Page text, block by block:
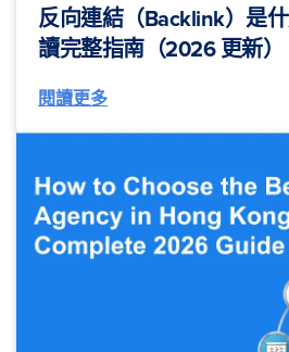
反向連結（Backlink）是
讀完整指南（2026 更新）
閱讀更多